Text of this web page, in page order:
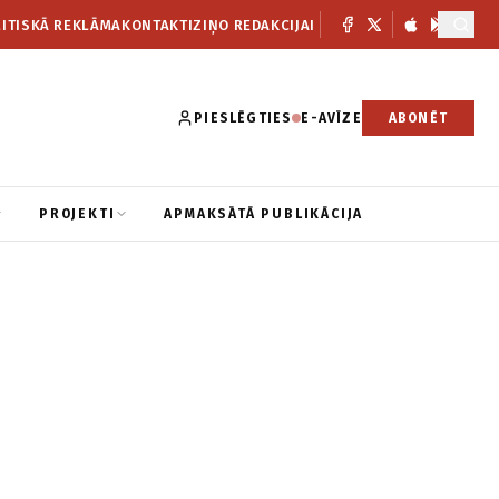
REKLĀMAKONTAKTIZIŅO REDAKCIJAI
PIESLĒGTIES E-AVĪZE ABONĒT
PROJEKTI APMAKSĀTĀ PUBLIKĀCIJA